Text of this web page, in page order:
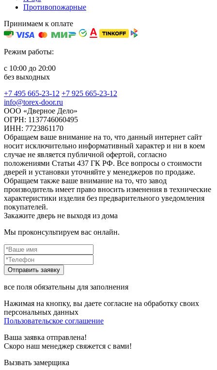
Противопожарные
Принимаем к оплате
Режим работы:
с 10:00 до 20:00
без выходных
+7 495 665-23-12 +7 925 665-23-12
info@torex-door.ru
ООО «Дверное Дело»
ОГРН: 1137746060495
ИНН: 7723861170
Обращаем ваше внимание на то, что данный интернет сайт
носит исключительно информативный характер и ни в коем
случае не является публичной офертой, согласно
положениями Статьи 437 ГК РФ. Все вопросы о стоимости
дверей и установки уточняйте у менеджеров по продаже.
Обращаем также ваше внимание на то, что завод
производитель имеет право вносить изменения в технические
характеристики изделия без предварительного уведомления
покупателей.
Закажите дверь не выходя из дома
Мы проконсультируем вас онлайн.
все поля обязательны для заполнения
Нажимая на кнопку, вы даете согласие на обработку своих
персональных данных
Пользовательское соглашение
Ваша заявка отправлена!
Скоро наш менеджер свяжется с вами!
Вызвать замерщика